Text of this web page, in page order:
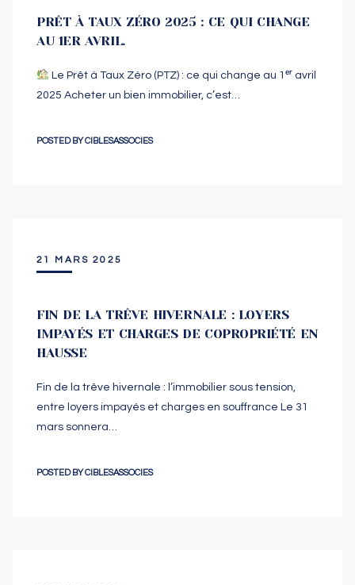
PRÊT À TAUX ZÉRO 2025 : CE QUI CHANGE
AU 1ER AVRIL.
Le Prêt à Taux Zéro (PTZ) : ce qui change au 1ᵉʳ avril
2025 Acheter un bien immobilier, c’est…
POSTED BYCIBLESASSOCIES
21 MARS 2025
FIN DE LA TRÊVE HIVERNALE : LOYERS
IMPAYÉS ET CHARGES DE COPROPRIÉTÉ EN
HAUSSE
Fin de la trêve hivernale : l’immobilier sous tension,
entre loyers impayés et charges en souffrance Le 31
mars sonnera…
POSTED BYCIBLESASSOCIES